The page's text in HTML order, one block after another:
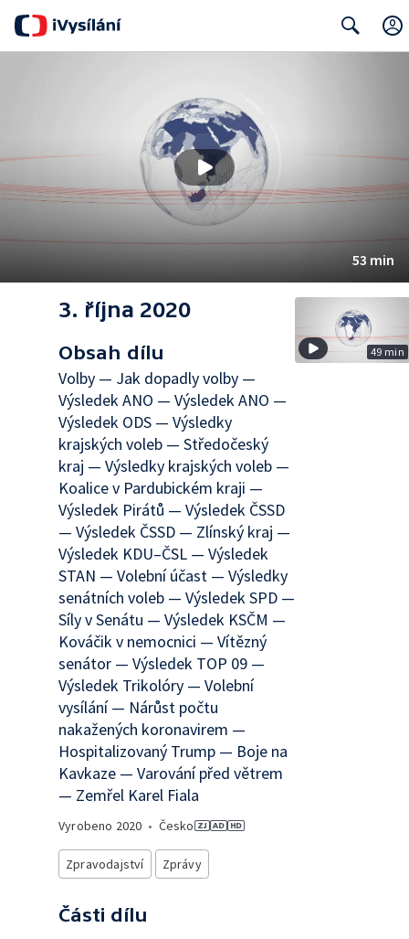
53 min
3. října 2020
Obsah dílu
Volby — Jak dopadly volby —
Výsledek ANO — Výsledek ANO —
Výsledek ODS — Výsledky
krajských voleb — Středočeský
kraj — Výsledky krajských voleb —
Koalice v Pardubickém kraji —
Výsledek Pirátů — Výsledek ČSSD
— Výsledek ČSSD — Zlínský kraj —
Výsledek KDU–ČSL — Výsledek
STAN — Volební účast — Výsledky
senátních voleb — Výsledek SPD —
Síly v Senátu — Výsledek KSČM —
Kováčik v nemocnici — Vítězný
senátor — Výsledek TOP 09 —
Výsledek Trikolóry — Volební
vysílání — Nárůst počtu
nakažených koronavirem —
Hospitalizovaný Trump — Boje na
Kavkaze — Varování před větrem
— Zemřel Karel Fiala
Vyrobeno 2020 • Česko
Zpravodajství Zprávy
Části dílu
49 min